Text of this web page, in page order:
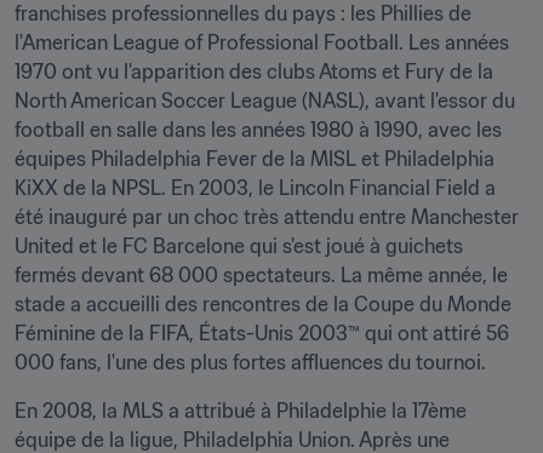
franchises professionnelles du pays : les Phillies de
l'American League of Professional Football. Les années
1970 ont vu l'apparition des clubs Atoms et Fury de la
North American Soccer League (NASL), avant l'essor du
football en salle dans les années 1980 à 1990, avec les
équipes Philadelphia Fever de la MISL et Philadelphia
KiXX de la NPSL. En 2003, le Lincoln Financial Field a
été inauguré par un choc très attendu entre Manchester
United et le FC Barcelone qui s'est joué à guichets
fermés devant 68 000 spectateurs. La même année, le
stade a accueilli des rencontres de la Coupe du Monde
Féminine de la FIFA, États-Unis 2003™ qui ont attiré 56
000 fans, l'une des plus fortes affluences du tournoi.
En 2008, la MLS a attribué à Philadelphie la 17ème
équipe de la ligue, Philadelphia Union. Après une